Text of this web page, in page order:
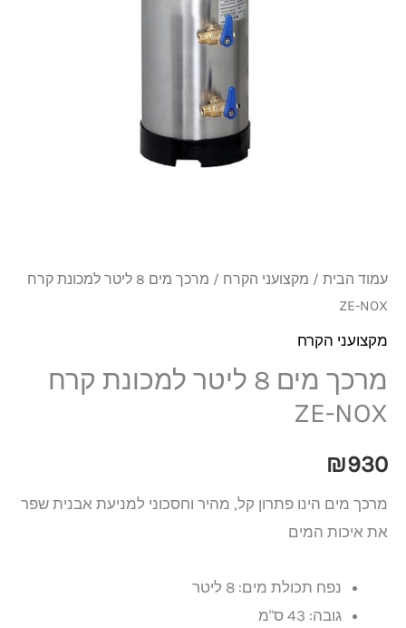
עמוד הבית / מקצועני הקרח
/ מרכך מים 8 ליטר למכונת קרח
ZE-NOX
מקצועני הקרח
מרכך מים 8 ליטר למכונת קרח
ZE-NOX
₪930
מרכך מים הינו פתרון קל, מהיר וחסכוני למניעת אבנית שפר
את איכות המים
נפח תכולת מים: 8 ליטר
גובה: 43 ס"מ